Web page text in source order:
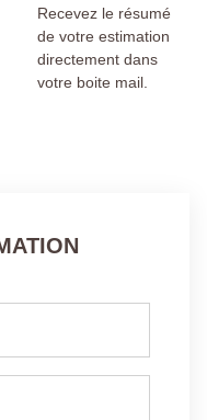
Recevez le résumé
de votre estimation
directement dans
votre boite mail.